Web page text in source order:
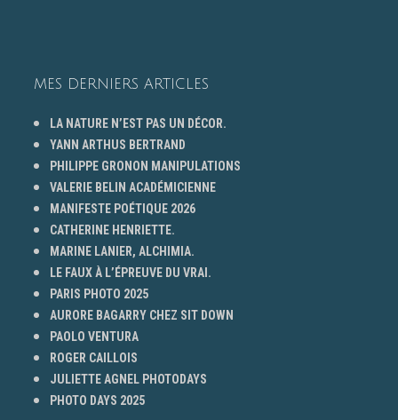
MES DERNIERS ARTICLES
LA NATURE N’EST PAS UN DÉCOR.
YANN ARTHUS BERTRAND
PHILIPPE GRONON MANIPULATIONS
VALERIE BELIN ACADÉMICIENNE
MANIFESTE POÉTIQUE 2026
CATHERINE HENRIETTE.
MARINE LANIER, ALCHIMIA.
LE FAUX À L’ÉPREUVE DU VRAI.
PARIS PHOTO 2025
AURORE BAGARRY CHEZ SIT DOWN
PAOLO VENTURA
ROGER CAILLOIS
JULIETTE AGNEL PHOTODAYS
PHOTO DAYS 2025